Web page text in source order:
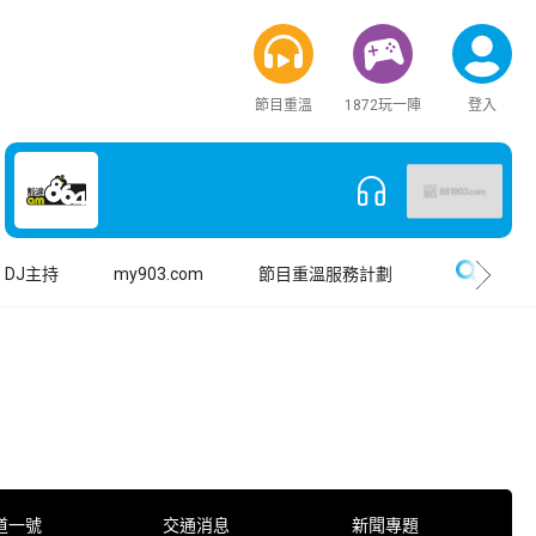
節目重溫 1872玩一陣 登入
DJ主持 my903.com 節目重溫服務計劃
一號 交通消息 新聞專題